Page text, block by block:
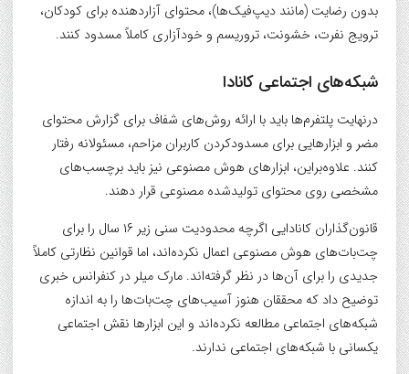
بدون رضایت (مانند دیپ‌فیک‌ها)، محتوای آزاردهنده برای کودکان،
ترویج نفرت، خشونت، تروریسم و خودآزاری کاملاً مسدود کنند.
شبکه‌های اجتماعی کانادا
درنهایت پلتفرم‌ها باید با ارائه روش‌های شفاف برای گزارش محتوای
مضر و ابزارهایی برای مسدودکردن کاربران مزاحم، مسئولانه رفتار
کنند. علاوه‌براین، ابزارهای هوش مصنوعی نیز باید برچسب‌های
مشخصی روی محتوای تولیدشده مصنوعی قرار دهند.
قانون‌گذاران کانادایی اگرچه محدودیت سنی زیر ۱۶ سال را برای
چت‌بات‌های هوش مصنوعی اعمال نکرده‌اند، اما قوانین نظارتی کاملاً
جدیدی را برای آن‌ها در نظر گرفته‌اند. مارک میلر در کنفرانس خبری
توضیح داد که محققان هنوز آسیب‌های چت‌بات‌ها را به اندازه
شبکه‌های اجتماعی مطالعه نکرده‌اند و این ابزارها نقش اجتماعی
یکسانی با شبکه‌های اجتماعی ندارند.